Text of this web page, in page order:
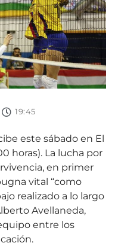
19:45
este sábado en El
horas). La lucha por
en primer
vital “como
realizado a lo largo
Avellaneda,
entre los